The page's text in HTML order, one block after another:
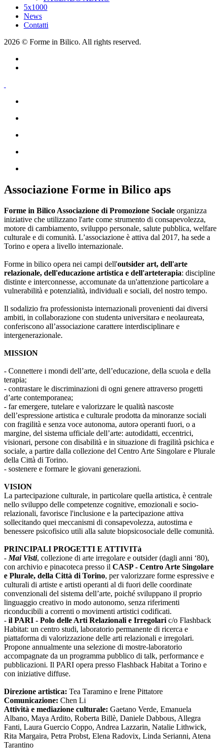
5x1000
News
Contatti
2026 © Forme in Bilico. All rights reserved.
Associazione Forme in Bilico aps
Forme in Bilico Associazione di Promozione Sociale organizza
iniziative che utilizzano l'arte come strumento di consapevolezza,
motore di cambiamento, sviluppo personale, salute pubblica, welfare
culturale e di comunità. L’associazione è attiva dal 2017, ha sede a
Torino e opera a livello internazionale.
Forme in bilico opera nei campi dell'outsider art, dell'arte
relazionale, dell'educazione artistica e dell'arteterapia: discipline
distinte e interconnesse, accomunate da un'attenzione particolare a
vulnerabilità e potenzialità, individuali e sociali, del nostro tempo.
Il sodalizio fra professionistə internazionali provenienti dai diversi
ambiti, in collaborazione con studentə universitarə e neolaureatə,
conferiscono all’associazione carattere interdisciplinare e
intergenerazionale.
MISSION
- Connettere i mondi dell’arte, dell’educazione, della scuola e della
terapia;
- contrastare le discriminazioni di ogni genere attraverso progetti
d’arte contemporanea;
- far emergere, tutelare e valorizzare le qualità nascoste
dell’espressione artistica e culturale prodotta da minoranze sociali
con fragilità e senza voce autonoma, autorə operanti fuori, o a
margine, del sistema ufficiale dell’arte: autodidatti, eccentrici,
visionari, persone con disabilità e in situazione di fragilità psichica e
sociale, a partire dalla collezione del Centro Arte Singolare e Plurale
della Città di Torino.
- sostenere e formare le giovani generazioni.
VISION
La partecipazione culturale, in particolare quella artistica, è centrale
nello sviluppo delle competenze cognitive, emozionali e socio-
relazionali, favorisce l'inclusione e la partecipazione attiva
sollecitando quei meccanismi di consapevolezza, autostima e
benessere psicofisico utili alla salute biopsicosociale delle comunità.
PRINCIPALI PROGETTI E ATTIVITà
- Mai Visti, collezione di arte irregolare e outsider (dagli anni ‘80),
con archivio e pinacoteca presso il CASP - Centro Arte Singolare
e Plurale, della Città di Torino, per valorizzare forme espressive e
culturali di artiste e artisti operanti al di fuori delle coordinate
convenzionali del sistema dell’arte, poiché sviluppano il proprio
linguaggio creativo in modo autonomo, senza riferimenti
riconducibili a correnti o movimenti artistici codificati.
- il PARI - Polo delle Arti Relazionali e Irregolari c/o Flashback
Habitat: un centro studi, laboratorio permanente di ricerca e
piattaforma di valorizzazione delle arti relazionali e irregolari.
Propone annualmente una selezione di mostre-laboratorio
accompagnate da un programma pubblico di talk, performance e
pubblicazioni. Il PARI opera presso Flashback Habitat a Torino e
con iniziative diffuse.
Direzione artistica: Tea Taramino e Irene Pittatore
Comunicazione: Chen Li
Attività e mediazione culturale: Gaetano Verde, Emanuela
Albano, Maya Ardito, Roberta Billè, Daniele Dabbous, Allegra
Fanti, Laura Guercio Coppo, Andrea Lazzarin, Natalie Lithwick,
Rita Margaira, Petra Probst, Elena Radovix, Linda Serianni, Atena
Tarantino